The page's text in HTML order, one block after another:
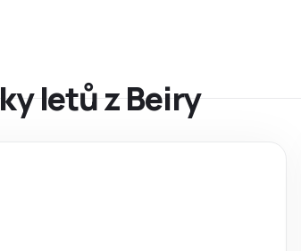
letů z Beiry